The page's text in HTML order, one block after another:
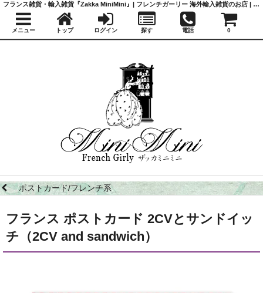
ポストカード/フレンチ系
フランス ポストカード 2CVとサンドイッ
チ（2CV and sandwich）
フランス雑貨・輸入雑貨『Zakka MiniMini』| フレンチガーリー 海外輸入雑貨のお店 | かわいい雑貨 | 蚤の市 | アンティーク
メニュー トップ ログイン 探す 電話 0